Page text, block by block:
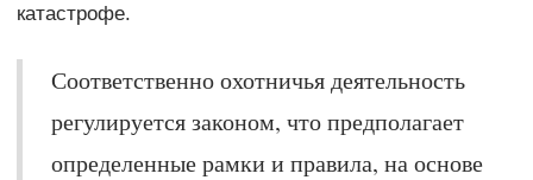
катастрофе.
Соответственно охотничья деятельность
регулируется законом, что предполагает
определенные рамки и правила, на основе